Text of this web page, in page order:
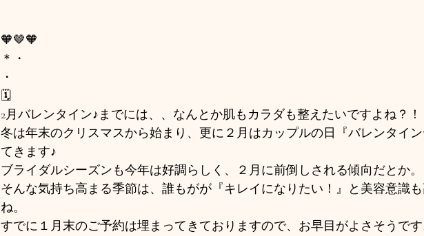
🧡🤎🧡
＊・
・
🗓️
2月バレンタイン♪までには、、なんとか肌もカラダも整えたいですよね？！
冬は年末のクリスマスから始まり、更に２月はカップルの日『バレンタイ
てきます♪
ブライダルシーズンも今年は好調らしく、２月に前倒しされる傾向だとか。
そんな気持ち高まる季節は、誰もがが『キレイになりたい！』と美容意識
ね。
すでに１月末のご予約は埋まってきておりますので、お早目がよさそうで